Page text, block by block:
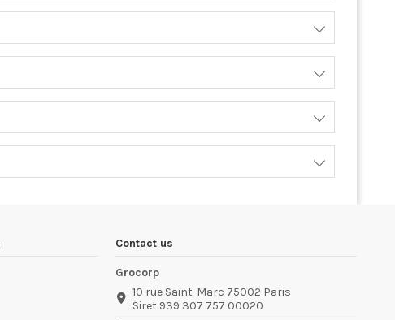
Contact us
Grocorp
10 rue Saint-Marc 75002 Paris
Siret:939 307 757 00020